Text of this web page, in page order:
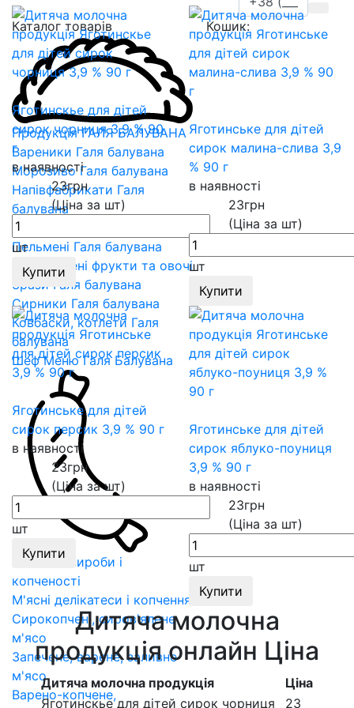
Каталог товарів
Продукція ГАЛЯ БАЛУВАНА
Вареники Галя балувана
Морозиво Галя балувана
Напівфабрикати Галя
балувана
Млинці Галя балувана
Пельмені Галя балувана
Заморожені фрукти та овочі
Зрази Галя балувана
Сирники Галя балувана
Ковбаски, котлети Галя
балувана
Шеф Меню Галя Балувана
Ковбасні вироби і
копченості
М'ясні делікатеси і копчення
Сирокопчені, сиров'ялене
м'ясо
Запечене, варене, заливне
м'ясо
Варено-копчене,
Кошик:
Яготинскье для дітей
сирок чорниця 3,9 % 90
г
в наявності
23грн
(Ціна за шт)
шт
Купити
Яготинське для дітей
сирок малина-слива 3,9
% 90 г
в наявності
23грн
(Ціна за шт)
шт
Купити
Яготинське для дітей
сирок персик 3,9 % 90 г
в наявності
23грн
(Ціна за шт)
шт
Купити
Яготинське для дітей
сирок яблуко-поуниця
3,9 % 90 г
в наявності
23грн
(Ціна за шт)
шт
Купити
Дитяча молочна
продукція онлайн Ціна
Дитяча молочна продукція
Ціна
Яготинскье для дітей сирок чорниця
23